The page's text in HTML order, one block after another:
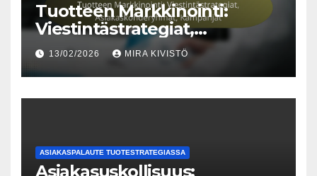
Tuotteen Markkinointi:
Viestintästrategiat,
Asiakaskohderyhmät,
Kampanjat
13/02/2026 MIRA KIVISTÖ
ASIAKASPALAUTE TUOTESTRATEGIASSA
Asiakasuskollisuus: